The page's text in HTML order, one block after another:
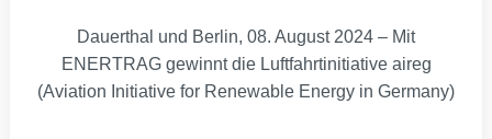
Dauerthal und Berlin, 08. August 2024 – Mit
ENERTRAG gewinnt die Luftfahrtinitiative aireg
(Aviation Initiative for Renewable Energy in Germany)